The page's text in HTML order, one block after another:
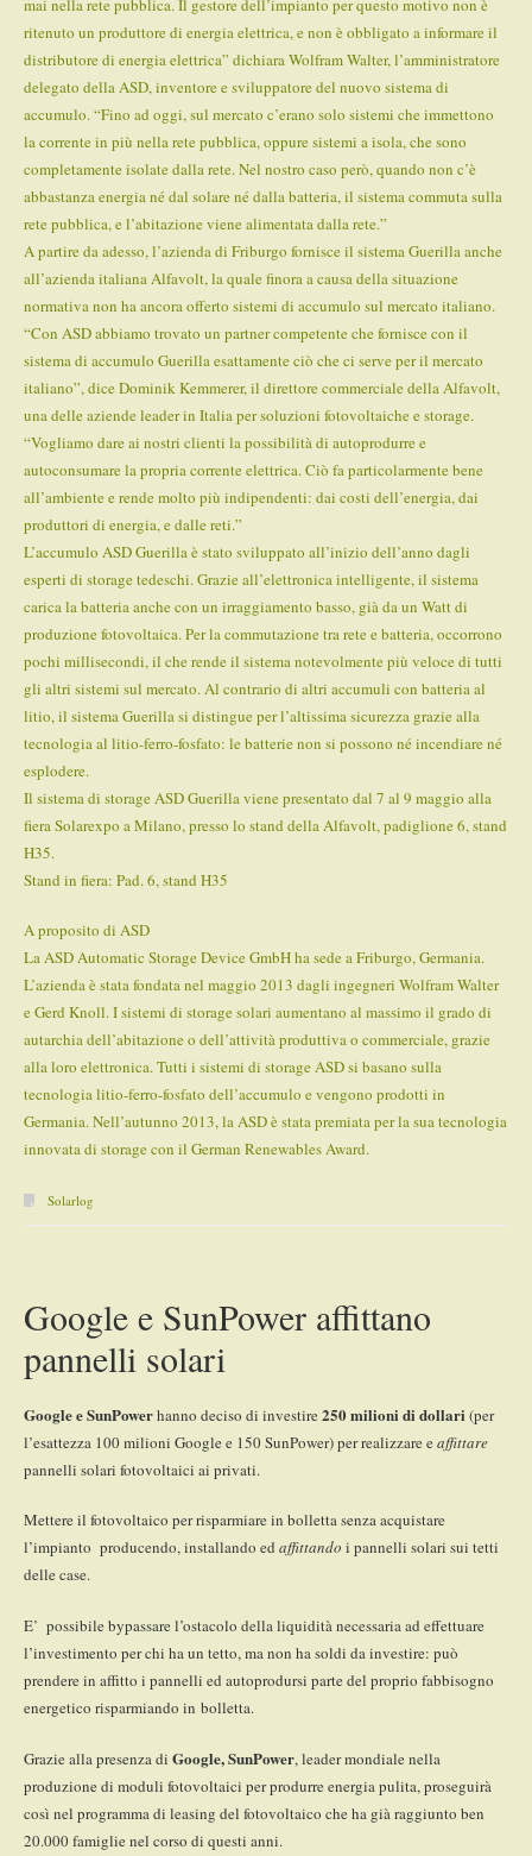
mai nella rete pubblica. Il gestore dell’impianto per questo motivo non è
ritenuto un produttore di energia elettrica, e non è obbligato a informare il
distributore di energia elettrica” dichiara Wolfram Walter, l’amministratore
delegato della ASD, inventore e sviluppatore del nuovo sistema di
accumulo. “Fino ad oggi, sul mercato c’erano solo sistemi che immettono
la corrente in più nella rete pubblica, oppure sistemi a isola, che sono
completamente isolate dalla rete. Nel nostro caso però, quando non c’è
abbastanza energia né dal solare né dalla batteria, il sistema commuta sulla
rete pubblica, e l’abitazione viene alimentata dalla rete.”
A partire da adesso, l’azienda di Friburgo fornisce il sistema Guerilla anche
all’azienda italiana Alfavolt, la quale finora a causa della situazione
normativa non ha ancora offerto sistemi di accumulo sul mercato italiano.
“Con ASD abbiamo trovato un partner competente che fornisce con il
sistema di accumulo Guerilla esattamente ciò che ci serve per il mercato
italiano”, dice Dominik Kemmerer, il direttore commerciale della Alfavolt,
una delle aziende leader in Italia per soluzioni fotovoltaiche e storage.
“Vogliamo dare ai nostri clienti la possibilità di autoprodurre e
autoconsumare la propria corrente elettrica. Ciò fa particolarmente bene
all’ambiente e rende molto più indipendenti: dai costi dell’energia, dai
produttori di energia, e dalle reti.”
L’accumulo ASD Guerilla è stato sviluppato all’inizio dell’anno dagli
esperti di storage tedeschi. Grazie all’elettronica intelligente, il sistema
carica la batteria anche con un irraggiamento basso, già da un Watt di
produzione fotovoltaica. Per la commutazione tra rete e batteria, occorrono
pochi millisecondi, il che rende il sistema notevolmente più veloce di tutti
gli altri sistemi sul mercato. Al contrario di altri accumuli con batteria al
litio, il sistema Guerilla si distingue per l’altissima sicurezza grazie alla
tecnologia al litio-ferro-fosfato: le batterie non si possono né incendiare né
esplodere.
Il sistema di storage ASD Guerilla viene presentato dal 7 al 9 maggio alla
fiera Solarexpo a Milano, presso lo stand della Alfavolt, padiglione 6, stand
H35.
Stand in fiera: Pad. 6, stand H35
A proposito di ASD
La ASD Automatic Storage Device GmbH ha sede a Friburgo, Germania.
L’azienda è stata fondata nel maggio 2013 dagli ingegneri Wolfram Walter
e Gerd Knoll. I sistemi di storage solari aumentano al massimo il grado di
autarchia dell’abitazione o dell’attività produttiva o commerciale, grazie
alla loro elettronica. Tutti i sistemi di storage ASD si basano sulla
tecnologia litio-ferro-fosfato dell’accumulo e vengono prodotti in
Germania. Nell’autunno 2013, la ASD è stata premiata per la sua tecnologia
innovata di storage con il German Renewables Award.
Solarlog
Google e SunPower affittano
pannelli solari
Google e SunPowerhanno deciso di investire 250 milioni di dollari (per
l’esattezza 100 milioni Google e 150 SunPower) per realizzare e affittare
pannelli solari fotovoltaici ai privati.
Mettere il fotovoltaico per risparmiare in bolletta senza acquistare
l’impianto producendo, installando ed affittando i pannelli solari sui tetti
delle case.
E’ possibile bypassare l’ostacolo della liquidità necessaria ad effettuare
l’investimento per chi ha un tetto, ma non ha soldi da investire: può
prendere in affitto i pannelli ed autoprodursi parte del proprio fabbisogno
energetico risparmiando in bolletta.
Grazie alla presenza di Google, SunPower, leader mondiale nella
produzione di moduli fotovoltaici per produrre energia pulita, proseguirà
così nel programma di leasing del fotovoltaico che ha già raggiunto ben
20.000 famiglie nel corso di questi anni.